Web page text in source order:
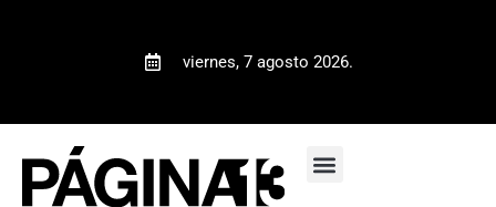
viernes, 7 agosto 2026.